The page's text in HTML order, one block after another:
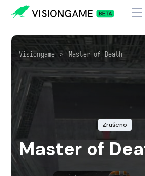
Visiongame > Master of Death
Zrušeno
Master of